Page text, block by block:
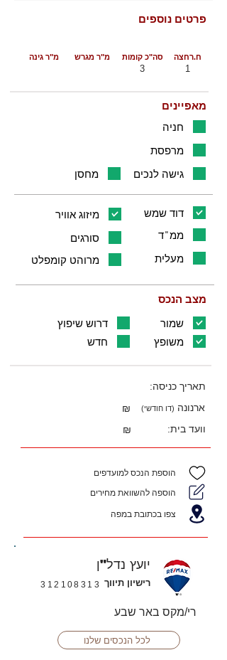
פרטים נוספים
סה"כ קומות מ"ר גינה מ"ר מגרש ח.רחצה
3 1
מאפיינים
חניה
מרפסת
מחסן
גישה לנכים
מיזוג אוויר
דוד שמש
סורגים
ממ"ד
מרוהט קומפלט
מעלית
מצב הנכס
דרוש שיפוץ
שמור
חדש
משופץ
תאריך כניסה:
₪
ארנונה (דו חודשי)
₪ וועד בית:
הוספת הנכס למועדפים
הוספה להשוואת מחירים
צפו בכתובת במפה
יועץ נדל"ן
312108313 רישיון תיווך
רי/מקס באר שבע
לכל הנכסים שלנו